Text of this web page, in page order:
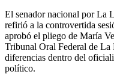
El senador nacional por La
refirió a la controvertida
aprobó el pliego de María
Tribunal Oral Federal de La
diferencias dentro del
político.